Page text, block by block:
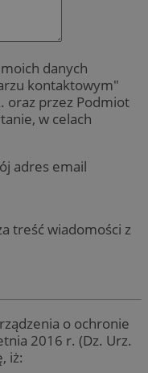
danych
kontaktowym"
oraz przez Podmiot
w celach
adres email
treść wiadomości z
o ochronie
2016 r. (Dz. Urz.
iż: